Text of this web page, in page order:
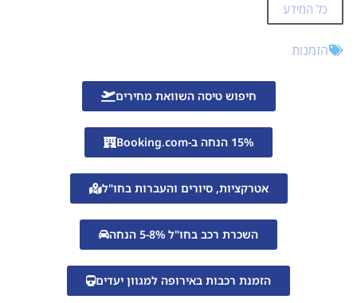
כל המידע
הזמנות
חיפוש טיסה השוואת מחירים
15% הנחה ב-Booking.com
אטרקציות, סיורים והעברות בחו"ל
השכרת רכב בחו"ל 5-8% הנחה
הזמנת רכבות באירופה למגוון יעדים